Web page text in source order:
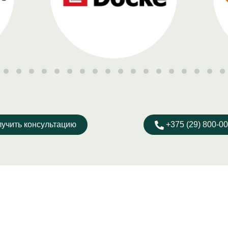
консультацию +375 (29) 800-